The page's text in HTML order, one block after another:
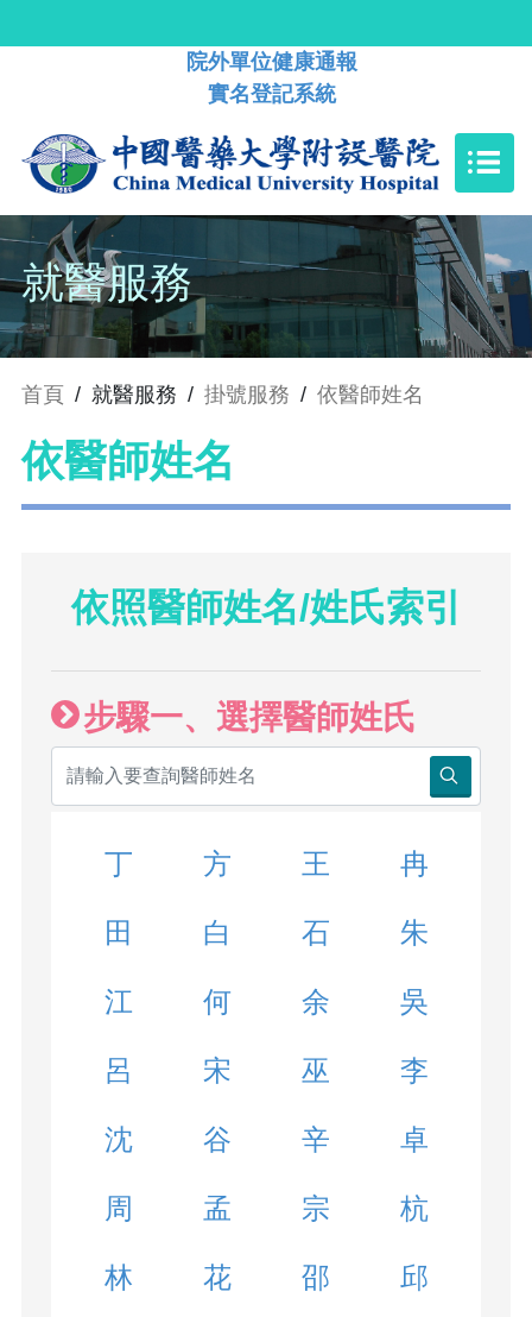
院外單位健康通報
實名登記系統
就醫服務
首頁 / 就醫服務 / 掛號服務 / 依醫師姓名
依醫師姓名
依照醫師姓名/姓氏索引
步驟一、選擇醫師姓氏
丁 方 王 冉
田 白 石 朱
江 何 余 吳
呂 宋 巫 李
沈 谷 辛 卓
周 孟 宗 杭
林 花 邵 邱